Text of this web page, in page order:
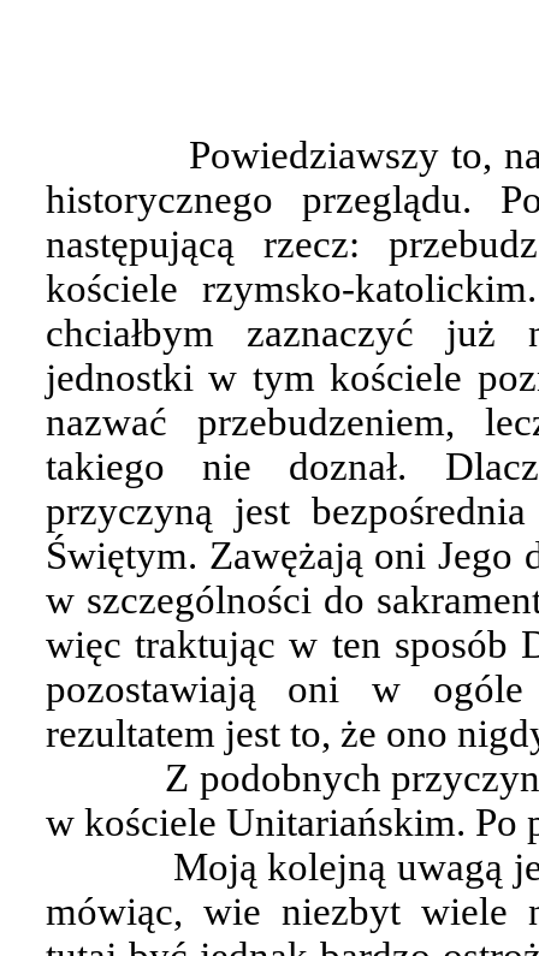
Powiedziawszy to,
historycznego przeglądu.
następującą rzecz:
kościele rzymsko-
chciałbym zaznaczyć już
jednostki w tym kościele
nazwać przebudzeniem,
takiego nie doznał.
przyczyną jest
Świętym. Zawężają oni Jego
w szczególności do
więc traktując w ten sposób
pozostawiają oni w ogóle
rezultatem jest to, że ono
Z podobnych
w kościele Unitariańskim. Po
Moją kolejną uwagą
mówiąc, wie niezbyt wiele